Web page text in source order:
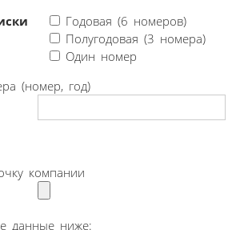
Годовая (6 номеров)
Полугодовая (3 номера)
Один номер
(номер, год)
компании
данные ниже: